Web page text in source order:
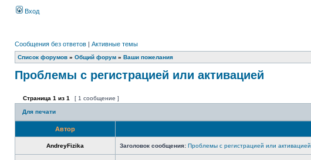
Вход
Сообщения без ответов | Активные темы
Список форумов » Общий форум » Ваши пожелания
Проблемы с регистрацией или активацией
Страница 1 из 1 [ 1 сообщение ]
Для печати
Автор
AndreyFizika Заголовок сообщения: Проблемы с регистрацией или активацией